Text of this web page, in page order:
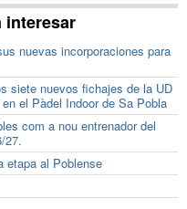
interesar
nuevas incorporaciones para
siete nuevos fichajes de la UD
el Pàdel Indoor de Sa Pobla
com a nou entrenador del
27.
etapa al Poblense